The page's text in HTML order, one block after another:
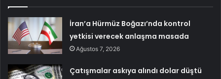
İran’a Hürmüz Boğazı’nda kontrol
yetkisi verecek anlaşma masada
Ağustos 7, 2026
Çatışmalar askıya alındı dolar düştü